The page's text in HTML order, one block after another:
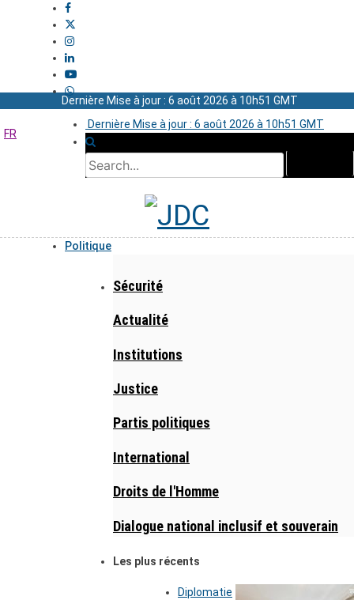
Dernière Mise à jour : 6 août 2026 à 10h51 GMT
Dernière Mise à jour : 6 août 2026 à 10h51 GMT
FR
Politique
Sécurité
Actualité
Institutions
Justice
Partis politiques
International
Droits de l'Homme
Dialogue national inclusif et souverain
Les plus récents
Diplomatie